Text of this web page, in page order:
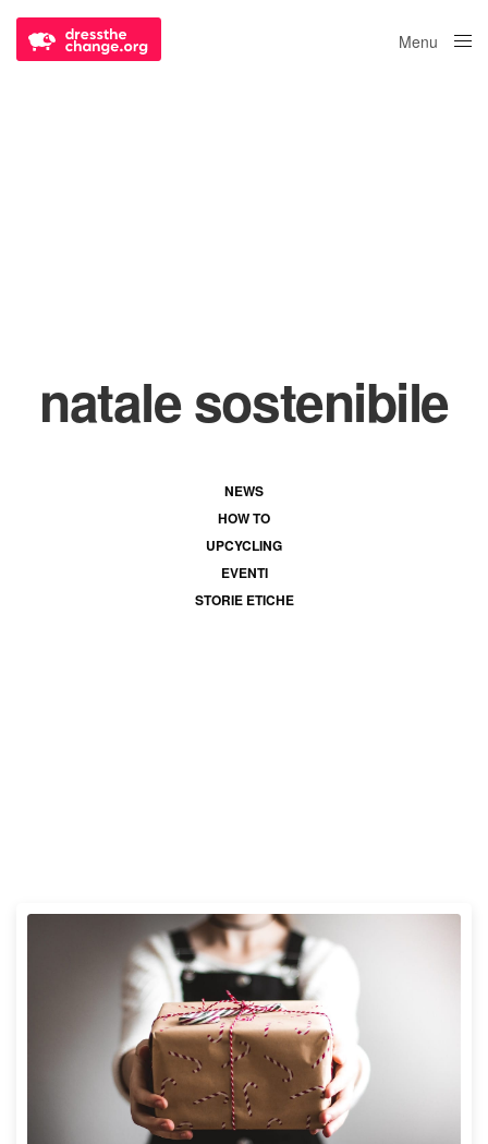
Menu
natale sostenibile
NEWS
HOW TO
UPCYCLING
EVENTI
STORIE ETICHE